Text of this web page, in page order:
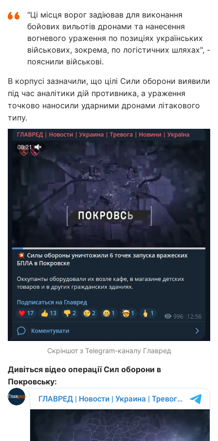
"Ці місця ворог задіював для виконання
бойових вильотів дронами та нанесення
вогневого ураження по позиціях українських
військових, зокрема, по логістичних шляхах", -
пояснили військові.
В корпусі зазначили, що цілі Сили оборони виявили
під час аналітики дій противника, а ураження
точково наносили ударними дронами літакового
типу.
Скріншот з Telegram-каналу Главред
Дивіться відео операції Сил оборони в
Покровську: